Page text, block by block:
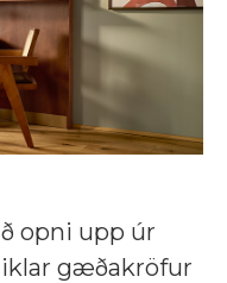
opni upp úr
gæðakröfur